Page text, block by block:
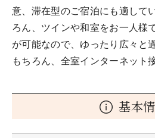
意、滞在型のご宿泊にも適して
ろん、ツインや和室をお一人様
が可能なので、ゆったり広々と
もちろん、全室インターネット
基本